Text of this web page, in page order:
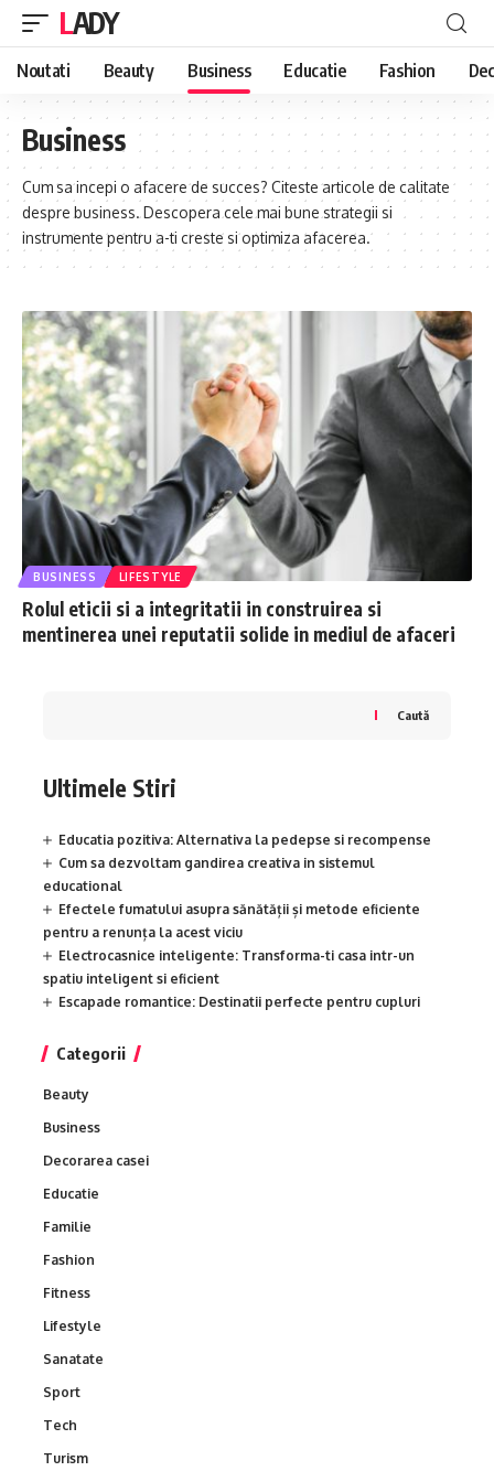
LADY
Noutati Beauty Business Educatie Fashion
Business
Cum sa incepi o afacere de succes? Citeste articole de calitate
despre business. Descopera cele mai bune strategii si
instrumente pentru a-ti creste si optimiza afacerea.
BUSINESS LIFESTYLE
Rolul eticii si a integritatii in construirea si
mentinerea unei reputatii solide in mediul de afaceri
Caută
Ultimele Stiri
Educatia pozitiva: Alternativa la pedepse si recompense
Cum sa dezvoltam gandirea creativa in sistemul
educational
Efectele fumatului asupra sănătății și metode eficiente
pentru a renunța la acest viciu
Electrocasnice inteligente: Transforma-ti casa intr-un
spatiu inteligent si eficient
Escapade romantice: Destinatii perfecte pentru cupluri
Categorii
Beauty
Business
Decorarea casei
Educatie
Familie
Fashion
Fitness
Lifestyle
Sanatate
Sport
Tech
Turism